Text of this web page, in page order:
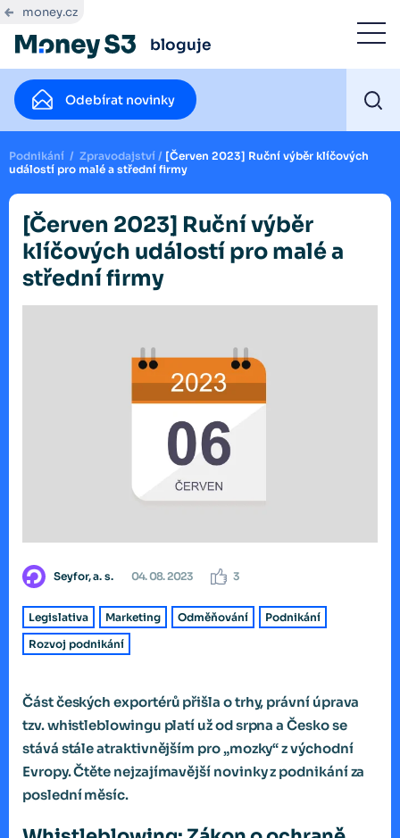
money.cz
bloguje
Odebírat novinky
Podnikání / Zpravodajství / [Červen 2023] Ruční výběr klíčových
událostí pro malé a střední firmy
[Červen 2023] Ruční výběr
klíčových událostí pro malé a
střední firmy
Seyfor, a. s. 04. 08. 2023 3
Legislativa Marketing Odměňování
Podnikání
Rozvoj podnikání
Část českých exportérů přišla o trhy, právní úprava
tzv. whistleblowingu platí už od srpna a Česko se
stává stále atraktivnějším pro „mozky“ z východní
Evropy. Čtěte nejzajímavější novinky z podnikání za
poslední měsíc.